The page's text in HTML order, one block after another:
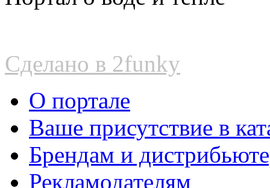
Сделано в 2funky
О портале
Ваше присутствие в
Брендам и
Рекламодателям